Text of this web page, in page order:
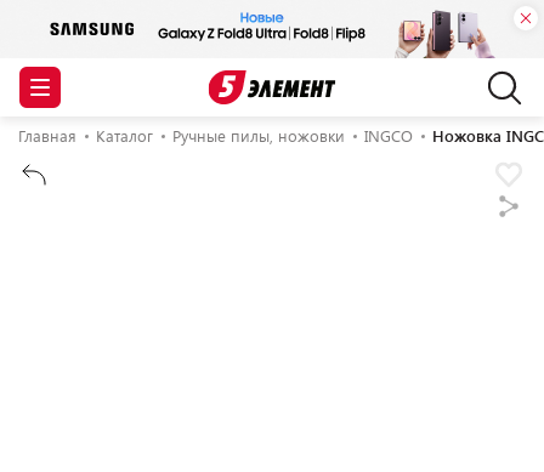
Главная Каталог Ручные пилы, ножовки INGCO Ножовка